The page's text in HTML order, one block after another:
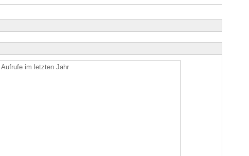
Aufrufe im letzten Jahr